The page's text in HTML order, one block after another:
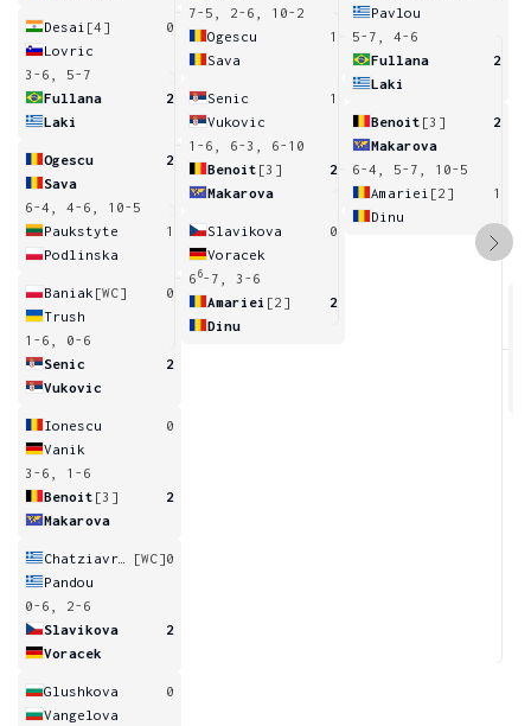
Desai [4]
0
Lovric
3-6, 5-7
Fullana
2
Laki
Ogescu
2
Sava
6-4, 4-6, 10-5
Paukstyte
1
Podlinska
Baniak [WC]
0
Trush
1-6, 0-6
Senic
2
Vukovic
Ionescu
0
Vanik
3-6, 1-6
Benoit [3]
2
Makarova
[WC]0
Pandou
0-6, 2-6
Slavikova
2
Voracek
Glushkova
0
Vangelova
7-5, 2-6, 10-2
Ogescu
1
Sava
Senic
1
Vukovic
1-6, 6-3, 6-10
Benoit [3]
2
Makarova
Slavikova
0
Voracek
6 6-7, 3-6
Amariei [2]
2
Dinu
Pavlou
5-7, 4-6
Fullana
2
Laki
Benoit [3]
2
Makarova
6-4, 5-7, 10-5
Amariei [2]
1
Dinu